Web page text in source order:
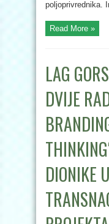
poljoprivrednika.
Read More »
LAG
DVIJE
DIONIKE